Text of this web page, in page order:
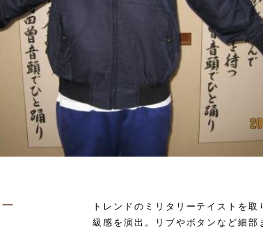
トレンドのミリタリーテイストを
級感を演出。リブやボタンなど細部